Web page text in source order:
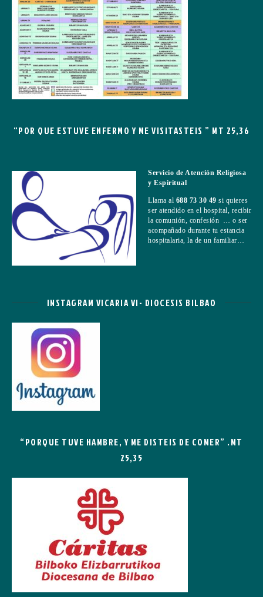
“POR QUE ESTUVE ENFERMO Y ME VISITASTEIS ” MT 25,36
Servicio de Atención Religiosa
y Espiritual
Llama al 688 73 30 49 si quieres
ser atendido en el hospital, recibir
la comunión, confesión … o ser
acompañado durante tu estancia
hospitalaria, la de un familiar…
INSTAGRAM VICARIA VI- DIOCESIS BILBAO
“PORQUE TUVE HAMBRE, Y ME DISTEIS DE COMER” .MT
25,35